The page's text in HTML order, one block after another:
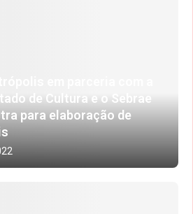
de Cultura e o Sebrae
para elaboração de